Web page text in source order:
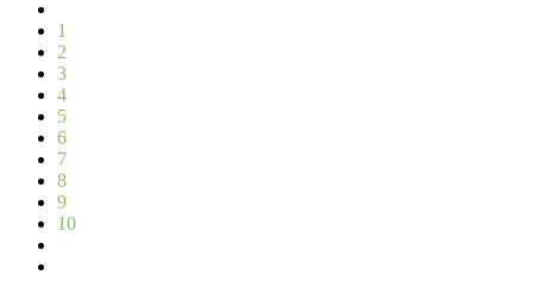
1
2
3
4
5
6
7
8
9
10